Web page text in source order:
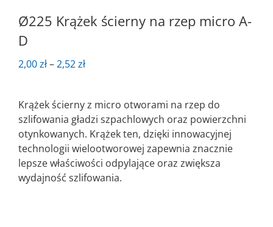
Ø225 Krążek ścierny na rzep micro A-
D
2,00zł–2,52złZakres
2,00 zł
do
2,52 zł
Krążek ścierny z micro otworami na rzep do
szlifowania gładzi szpachlowych oraz powierzchni
otynkowanych. Krążek ten, dzięki innowacyjnej
technologii wielootworowej zapewnia znacznie
lepsze właściwości odpylające oraz zwiększa
wydajność szlifowania.